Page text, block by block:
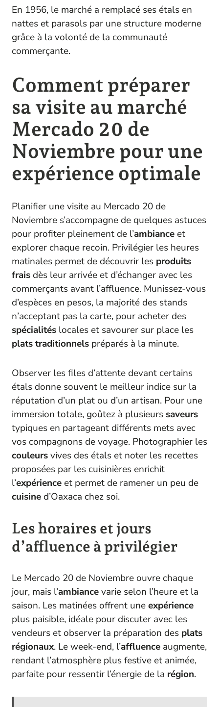
En 1956, le marché a remplacé ses étals en
nattes et parasols par une structure moderne
grâce à la volonté de la communauté
commerçante.
Comment préparer
sa visite au marché
Mercado 20 de
Noviembre pour une
expérience optimale
Planifier une visite au Mercado 20 de
Noviembre s’accompagne de quelques astuces
pour profiter pleinement de l’ambiance et
explorer chaque recoin. Privilégier les heures
matinales permet de découvrir les produits
frais dès leur arrivée et d’échanger avec les
commerçants avant l’affluence. Munissez-vous
d’espèces en pesos, la majorité des stands
n’acceptant pas la carte, pour acheter des
spécialités locales et savourer sur place les
plats traditionnels préparés à la minute.
Observer les files d’attente devant certains
étals donne souvent le meilleur indice sur la
réputation d’un plat ou d’un artisan. Pour une
immersion totale, goûtez à plusieurs saveurs
typiques en partageant différents mets avec
vos compagnons de voyage. Photographier les
couleursvives des étals et noter les recettes
proposées par les cuisinières enrichit
l’expérience et permet de ramener un peu de
cuisine d’Oaxaca chez soi.
Les horaires et jours
d’affluence à privilégier
Le Mercado 20 de Noviembre ouvre chaque
jour, mais l’ambiancevarie selon l’heure et la
saison. Les matinées offrent uneexpérience
plus paisible, idéale pour discuter avec les
vendeurs et observer la préparation des plats
régionaux. Le week-end, l’affluence augmente,
rendant l’atmosphère plus festive et animée,
parfaite pour ressentir l’énergie de la région.